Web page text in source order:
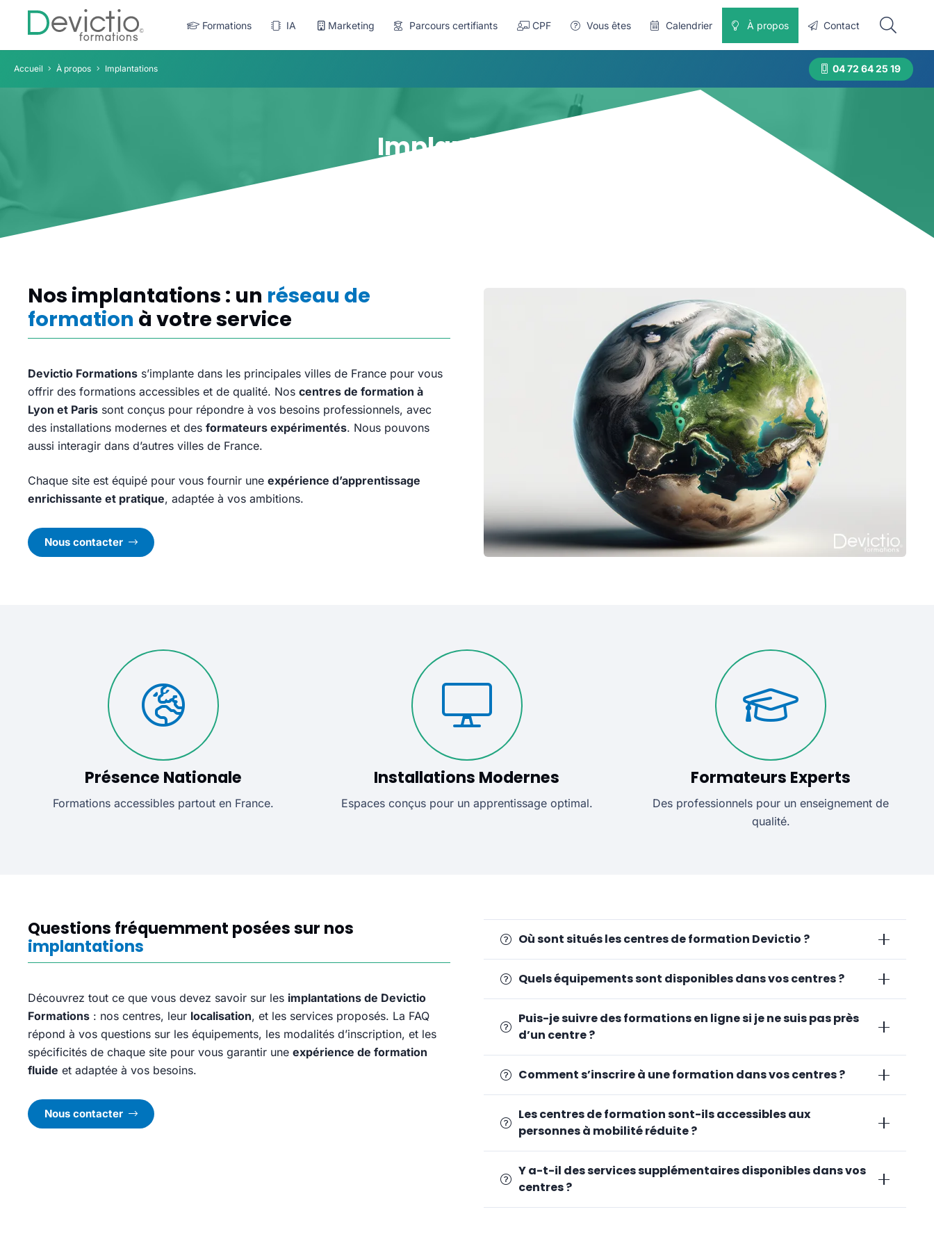
Formations IA Marketing Parcours certifiants CPF Vous êtes Calendrier À propos Contact
Accueil À propos Implantations 04 72 64 25 19
Implantations
Nos implantations : un réseau de
formation à votre service
Devictio Formations s’implante dans les principales villes de France pour vous
offrir des formations accessibles et de qualité. Nos centres de formation à
Lyon et Paris sont conçus pour répondre à vos besoins professionnels, avec
des installations modernes et des formateurs expérimentés. Nous pouvons
aussi interagir dans d’autres villes de France.
Chaque site est équipé pour vous fournir une expérience d’apprentissage
enrichissante et pratique, adaptée à vos ambitions.
Nous contacter
Présence Nationale
Formations accessibles partout en France.
Installations Modernes
Espaces conçus pour un apprentissage optimal.
Formateurs Experts
Des professionnels pour un enseignement de
qualité.
Questions fréquemment posées sur nos
implantations
Découvrez tout ce que vous devez savoir sur les implantations de Devictio
Formations : nos centres, leur localisation, et les services proposés. La FAQ
répond à vos questions sur les équipements, les modalités d’inscription, et les
spécificités de chaque site pour vous garantir une expérience de formation
fluide et adaptée à vos besoins.
Nous contacter
Où sont situés les centres de formation Devictio ?
Quels équipements sont disponibles dans vos centres ?
Puis-je suivre des formations en ligne si je ne suis pas près
d’un centre ?
Comment s’inscrire à une formation dans vos centres ?
Les centres de formation sont-ils accessibles aux
personnes à mobilité réduite ?
Y a-t-il des services supplémentaires disponibles dans vos
centres ?